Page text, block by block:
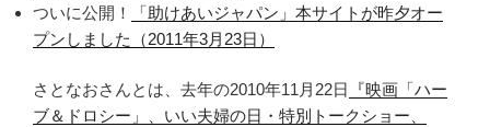
ついに公開！
「助けあいジャパン」本サイトが昨夕オー
プンしました（2011年3月23日）
さとなおさんとは、去年の2010年11月22日
『映画「ハー
ブ＆ドロシー」、いい夫婦の日・特別トークショー、